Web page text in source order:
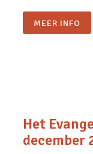
MEER INFO
Het
december